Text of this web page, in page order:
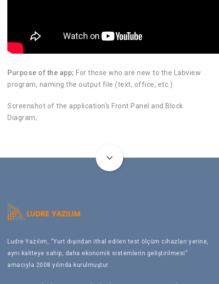
Purpose of the app; For those who are new to the Labview
program, naming the output file (text, office, etc.)
Screenshot of the application's Front Panel and Block
Diagram;
Ludre Yazılım, “Yurt dışından ithal edilen test ölçüm cihazları yerine,
aynı kaliteye sahip, daha ekonomik sistemlerin geliştirilmesi”
amacıyla 2008 yılında kurulmuştur.